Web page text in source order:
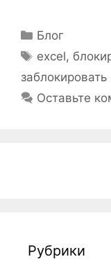
Рубрики
Блог
Метки
excel,
заблокировать
Оставьте
Рубрики